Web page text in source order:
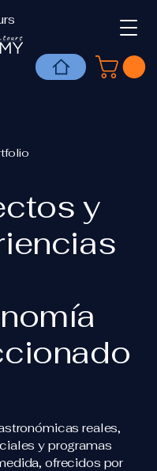
y
reales,
y programas
ofrecidos por